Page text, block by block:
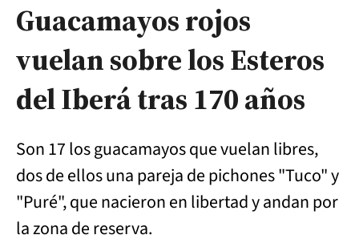
Guacamayos rojos
vuelan sobre los Esteros
del Iberá tras 170 años
Son 17 los guacamayos que vuelan libres,
dos de ellos una pareja de pichones "Tuco" y
"Puré", que nacieron en libertad y andan por
la zona de reserva.